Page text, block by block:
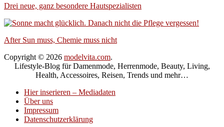
Drei neue, ganz besondere Hautspezialisten
After Sun muss, Chemie muss nicht
Copyright © 2026 modelvita.com.
Lifestyle-Blog für Damenmode, Herrenmode, Beauty, Living,
Health, Accessoires, Reisen, Trends und mehr…
Hier inserieren – Mediadaten
Über uns
Impressum
Datenschutzerklärung